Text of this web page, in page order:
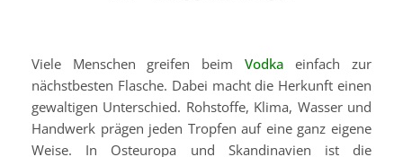
Viele Menschen greifen beim Vodka einfach zur
nächstbesten Flasche. Dabei macht die Herkunft einen
gewaltigen Unterschied. Rohstoffe, Klima, Wasser und
Handwerk prägen jeden Tropfen auf eine ganz eigene
Weise. In Osteuropa und Skandinavien ist die